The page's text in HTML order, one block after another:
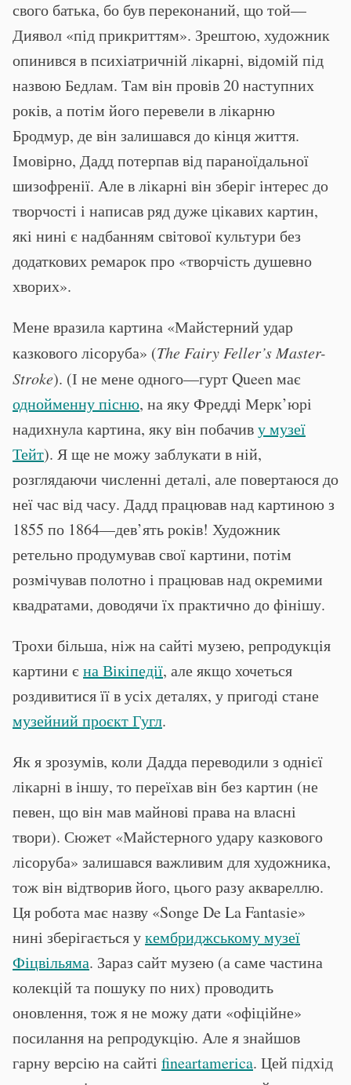
свого батька, бо був переконаний, що той—
Диявол «під прикриттям». Зрештою, художник
опинився в психіатричній лікарні, відомій під
назвою Бедлам. Там він провів 20 наступних
років, а потім його перевели в лікарню
Бродмур, де він залишався до кінця життя.
Імовірно, Дадд потерпав від параноїдальної
шизофренії. Але в лікарні він зберіг інтерес до
творчості і написав ряд дуже цікавих картин,
які нині є надбанням світової культури без
додаткових ремарок про «творчість душевно
хворих».
Мене вразила картина «Майстерний удар
казкового лісоруба» (The Fairy Feller’s Master-
Stroke). (І не мене одного—гурт Queen має
однойменну пісню, на яку Фредді Мерк’юрі
надихнула картина, яку він побачиву музеї
Тейт). Я ще не можу заблукати в ній,
розглядаючи численні деталі, але повертаюся до
неї час від часу. Дадд працював над картиною з
1855 по 1864—дев’ять років! Художник
ретельно продумував свої картини, потім
розмічував полотно і працював над окремими
квадратами, доводячи їх практично до фінішу.
Трохи більша, ніж на сайті музею, репродукція
картини є на Вікіпедії, але якщо хочеться
роздивитися її в усіх деталях, у пригоді стане
музейний проєкт Гугл.
Як я зрозумів, коли Дадда переводили з однієї
лікарні в іншу, то переїхав він без картин (не
певен, що він мав майнові права на власні
твори). Сюжет «Майстерного удару казкового
лісоруба» залишався важливим для художника,
тож він відтворив його, цього разу аквареллю.
Ця робота має назву «Songe De La Fantasie»
нині зберігається укембриджському музеї
Фіцвільяма. Зараз сайт музею (а саме частина
колекцій та пошуку по них) проводить
оновлення, тож я не можу дати «офіційне»
посилання на репродукцію. Але я знайшов
гарну версію на сайті fineartamerica. Цей підхід